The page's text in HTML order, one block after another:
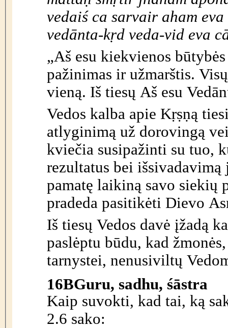
vedaiś ca sarvair aham eva
vedānta-kṛd veda-vid eva
„Aš esu kiekvienos
pažinimas ir užmarštis.
vieną. Iš tiesų Aš esu
Vedos kalba apie Kṛṣṇą
atlyginimą už dorovingą
kviečia susipažinti su tuo,
rezultatus bei
pamatę laikiną savo
pradeda pasitikėti Dievo
Iš tiesų Vedos davė įžadą
paslėptu būdu, kad
tarnystei, nenusiviltų
16BGuru, sadhu, śāstra
Kaip suvokti, kad tai, ką
2.6 sako: